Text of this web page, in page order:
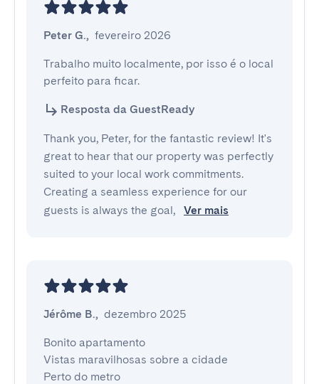
Peter G., fevereiro 2026
Trabalho muito localmente, por isso é o local
perfeito para ficar.
Resposta da GuestReady
Thank you, Peter, for the fantastic review! It's
great to hear that our property was perfectly
suited to your local work commitments.
Creating a seamless experience for our
guests is always the goal,
Ver mais
Jérôme B., dezembro 2025
Bonito apartamento
Vistas maravilhosas sobre a cidade
Perto do metro